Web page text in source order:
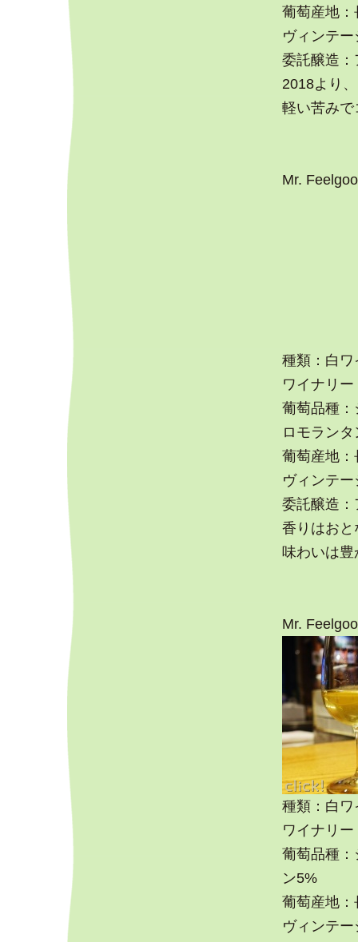
葡萄産地
ヴィンテ
委託醸造
2018より
軽い苦み
Mr.
種類：白ワ
ワイナリ
葡萄品種
ロモラン
葡萄産地
ヴィンテ
委託醸造
香りはお
味わいは
Mr.
種類：白ワ
ワイナリ
葡萄品種
ン5%
葡萄産地
ヴィンテ